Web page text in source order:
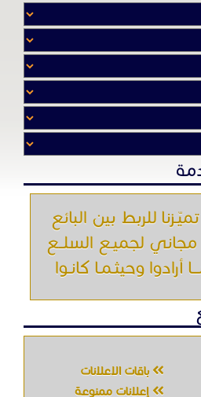
للربط بين البائع
لجميـع السلــع
أرادوا وحيثـمـا كانـوا
باقات الإعلانات
اتصل بنا